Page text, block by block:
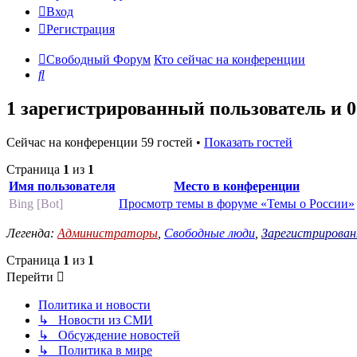
Вход
Регистрация
Свободный Форум Кто сейчас на конференции
Поиск
1 зарегистрированный пользователь и
Сейчас на конференции 59 гостей • Показать гостей
Страница 1 из 1
Имя пользователя
Место в конференции
Bing [Bot]
Просмотр темы в форуме «Темы о России»
Легенда: Администраторы Свободные люди
Страница 1 из 1
Перейти
Политика и новости
↳ Новости из СМИ
↳ Обсуждение новостей
↳ Политика в мире